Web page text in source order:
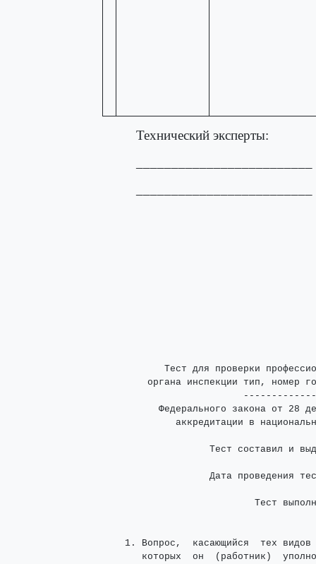
Технический эксперты:
Тест для проверки
органа инспекции тип, номер
Федерального закона от 28
аккредитации в
Тест составил и
Дата проведения
Тест
1. Вопрос,  касающийся  тех
которых  он  (работник)